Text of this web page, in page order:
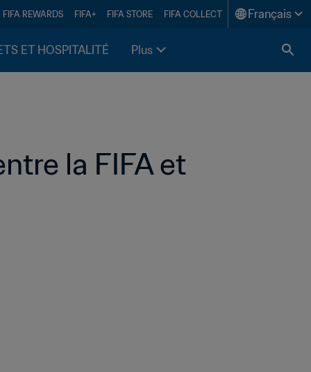
FIFA REWARDS FIFA+ FIFA STORE FIFA COLLECT Français
ET HOSPITALITÉ Plus
la FIFA et